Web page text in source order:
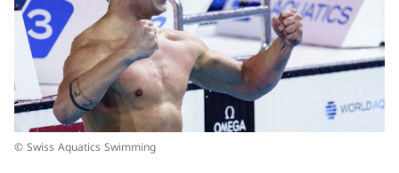
© Swiss Aquatics Swimming